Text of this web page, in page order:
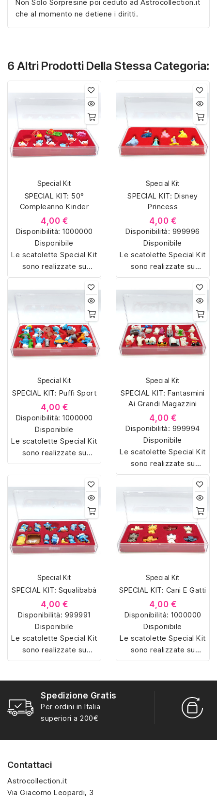
Non Solo Sorpresine poi ceduto ad Astrocollection.it
che al momento ne detiene i diritti.
6 Altri Prodotti Della Stessa Categoria:
Special Kit
SPECIAL KIT: 50°
Compleanno Kinder
4,00 €
Disponibilità: 1000000
Disponibile
Le scatolette Special Kit
sono realizzate su
misura con materiali di
alta qualità, hanno un
interno sagomato in
vellutino rosso e offrono
soluzioni eleganti e
pratiche per organizzare
e mostrare la tua
collezione di sorpresine.
Special Kit
SPECIAL KIT: Disney
Princess
4,00 €
Disponibilità: 999996
Disponibile
Le scatolette Special Kit
sono realizzate su
misura con materiali di
alta qualità, hanno un
interno sagomato in
vellutino rosso e offrono
soluzioni eleganti e
pratiche per organizzare
e mostrare la tua
collezione di sorpresine.
Special Kit
SPECIAL KIT: Puffi Sport
4,00 €
Disponibilità: 1000000
Disponibile
Le scatolette Special Kit
sono realizzate su
misura con materiali di
alta qualità, hanno un
interno sagomato in
vellutino rosso e offrono
soluzioni eleganti e
pratiche per organizzare
e mostrare la tua
collezione di sorpresine.
Special Kit
SPECIAL KIT: Fantasmini
Ai Grandi Magazzini
4,00 €
Disponibilità: 999994
Disponibile
Le scatolette Special Kit
sono realizzate su
misura con materiali di
alta qualità, hanno un
interno sagomato in
vellutino rosso e offrono
soluzioni eleganti e
pratiche per organizzare
e mostrare la tua
collezione di sorpresine.
Special Kit
SPECIAL KIT: Squalibabà
4,00 €
Disponibilità: 999991
Disponibile
Le scatolette Special Kit
sono realizzate su
misura con materiali di
vellutino rosso e offrono
soluzioni eleganti e
pratiche per organizzare
collezione di sorpresine.
Special Kit
SPECIAL KIT: Cani E Gatti
4,00 €
Disponibilità: 1000000
Disponibile
Le scatolette Special Kit
sono realizzate su
misura con materiali di
vellutino rosso e offrono
soluzioni eleganti e
pratiche per organizzare
collezione di sorpresine.
Spedizione Gratis
Per ordini in Italia
superiori a 200€
Contattaci
Astrocollection.it
Via Giacomo Leopardi, 3